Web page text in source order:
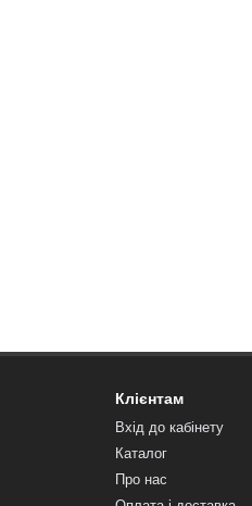
Клієнтам
Вхід до кабінету
Каталог
Про нас